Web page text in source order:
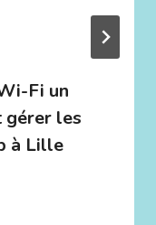
Fi un
gérer les
à Lille